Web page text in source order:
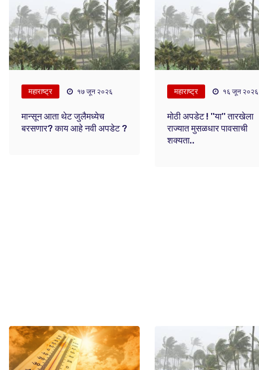
महाराष्ट्र १७ जून २०२६
मान्सून आता थेट जुलैमध्येच
बरसणार? काय आहे नवी अपडेट ?
महाराष्ट्र १६ जून २०२६
मोठी अपडेट ! ''या'' तारखेला
राज्यात मुसळधार पावसाची
शक्यता..